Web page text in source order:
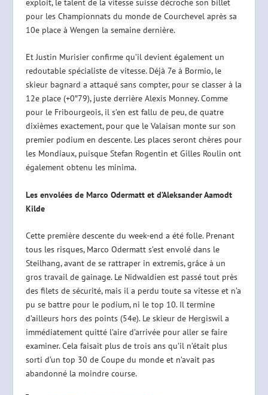
exploit, le talent de la vitesse suisse décroche son billet
pour les Championnats du monde de Courchevel après sa
10e place à Wengen la semaine dernière.
Et Justin Murisier confirme qu’il devient également un
redoutable spécialiste de vitesse. Déjà 7e à Bormio, le
skieur bagnard a attaqué sans compter, pour se classer à la
12e place (+0″79), juste derrière Alexis Monney. Comme
pour le Fribourgeois, il s’en est fallu de peu, de quatre
dixièmes exactement, pour que le Valaisan monte sur son
premier podium en descente. Les places seront chères pour
les Mondiaux, puisque Stefan Rogentin et Gilles Roulin ont
également obtenu les minima.
Les envolées de Marco Odermatt et d’Aleksander Aamodt
Kilde
Cette première descente du week-end a été folle. Prenant
tous les risques, Marco Odermatt s’est envolé dans le
Steilhang, avant de se rattraper in extremis, grâce à un
gros travail de gainage. Le Nidwaldien est passé tout près
des filets de sécurité, mais il a perdu toute sa vitesse et n’a
pu se battre pour le podium, ni le top 10. Il termine
d’ailleurs hors des points (54e). Le skieur de Hergiswil a
immédiatement quitté l’aire d’arrivée pour aller se faire
examiner. Cela faisait plus de trois ans qu’il n’était plus
sorti d’un top 30 de Coupe du monde et n’avait pas
abandonné la moindre course.